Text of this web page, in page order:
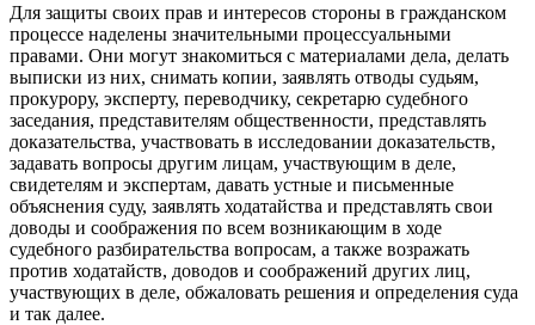
Для защиты своих прав и интересов стороны в гражданском
процессе наделены значительными процессуальными
правами. Они могут знакомиться с материалами дела, делать
выписки из них, снимать копии, заявлять отводы судьям,
прокурору, эксперту, переводчику, секретарю судебного
заседания, представителям общественности, представлять
доказательства, участвовать в исследовании доказательств,
задавать вопросы другим лицам, участвующим в деле,
свидетелям и экспертам, давать устные и письменные
объяснения суду, заявлять ходатайства и представлять свои
доводы и соображения по всем возникающим в ходе
судебного разбирательства вопросам, а также возражать
против ходатайств, доводов и соображений других лиц,
участвующих в деле, обжаловать решения и определения суда
и так далее.